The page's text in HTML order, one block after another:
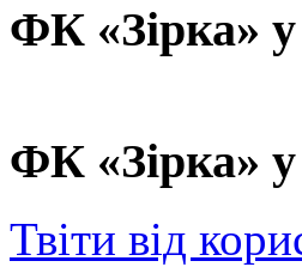
ФК «Зірка»
ФК «Зірка»
Твіти від